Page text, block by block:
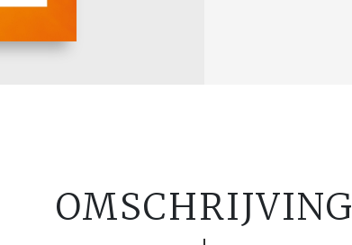
OMSCHRIJVING